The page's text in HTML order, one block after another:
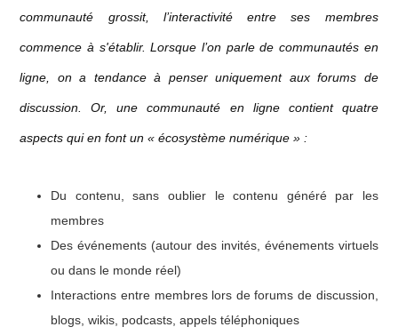
communauté grossit, l’interactivité entre ses membres
commence à s'établir. Lorsque l’on parle de communautés en
ligne, on a tendance à penser uniquement aux forums de
discussion. Or, une communauté en ligne contient quatre
aspects qui en font un « écosystème numérique » :
Du contenu, sans oublier le contenu généré par les
membres
Des événements (autour des invités, événements virtuels
ou dans le monde réel)
Interactions entre membres lors de forums de discussion,
blogs, wikis, podcasts, appels téléphoniques